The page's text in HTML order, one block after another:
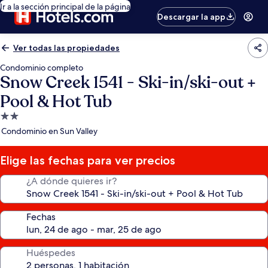
Ir a la sección principal de la página
Descargar la app
Ver todas las propiedades
Condominio completo
Snow Creek 1541 - Ski-in/ski-out +
Pool & Hot Tub
Propiedad
de
estrellas
Condominio en Sun Valley
Elige las fechas para ver precios
¿A dónde quieres ir?
Fechas
Huéspedes